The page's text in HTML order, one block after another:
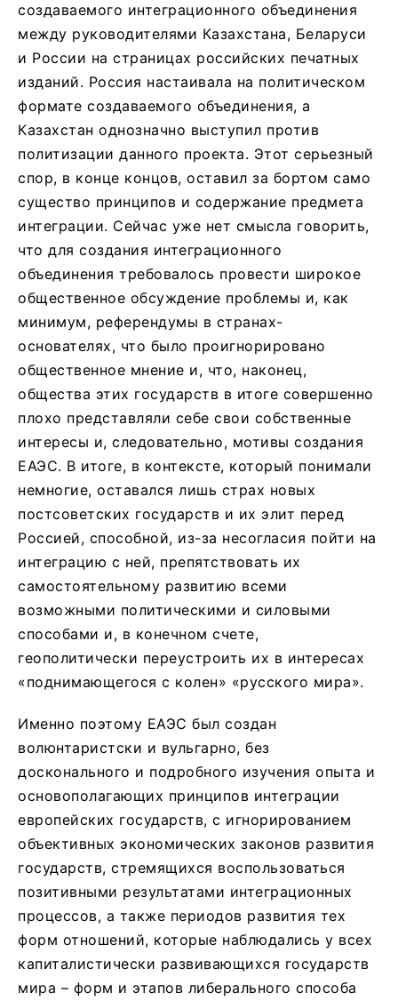
создаваемого интеграционного объединения
между руководителями Казахстана, Беларуси
и России на страницах российских печатных
изданий. Россия настаивала на политическом
формате создаваемого объединения, а
Казахстан однозначно выступил против
политизации данного проекта. Этот серьезный
спор, в конце концов, оставил за бортом само
существо принципов и содержание предмета
интеграции. Сейчас уже нет смысла говорить,
что для создания интеграционного
объединения требовалось провести широкое
общественное обсуждение проблемы и, как
минимум, референдумы в странах-
основателях, что было проигнорировано
общественное мнение и, что, наконец,
общества этих государств в итоге совершенно
плохо представляли себе свои собственные
интересы и, следовательно, мотивы создания
ЕАЭС. В итоге, в контексте, который понимали
немногие, оставался лишь страх новых
постсоветских государств и их элит перед
Россией, способной, из-за несогласия пойти на
интеграцию с ней, препятствовать их
самостоятельному развитию всеми
возможными политическими и силовыми
способами и, в конечном счете,
геополитически переустроить их в интересах
«поднимающегося с колен» «русского мира».
Именно поэтому ЕАЭС был создан
волюнтаристски и вульгарно, без
досконального и подробного изучения опыта и
основополагающих принципов интеграции
европейских государств, с игнорированием
объективных экономических законов развития
государств, стремящихся воспользоваться
позитивными результатами интеграционных
процессов, а также периодов развития тех
форм отношений, которые наблюдались у всех
капиталистически развивающихся государств
мира – форм и этапов либерального способа